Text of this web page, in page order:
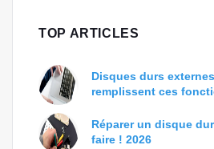
TOP ARTICLES
Disques durs
remplissent ces
Réparer un disque
faire ! 2026